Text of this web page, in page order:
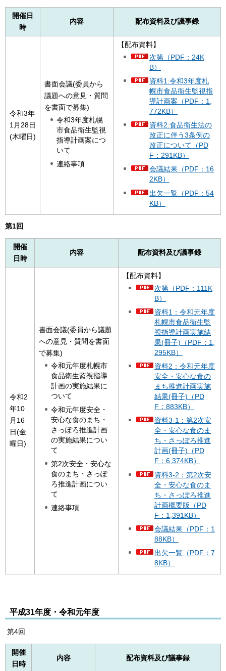
開催日
時
内容 配布資料及び議事録
令和3年
1月28日
(木曜日)
書面会議(委員から
議題への意見・質問
を書面で募集)
令和3年度札幌
市食品衛生監視
指導計画案につ
いて
連絡事項
【配布資料】
次第（PDF：24K
B）
資料1:令和3年度札
幌市食品衛生監視指
導計画案（PDF：1,
772KB）
資料2:食品衛生法の
改正に伴う3条例の
改正について（PD
F：291KB）
会議結果（PDF：16
2KB）
出欠一覧（PDF：54
KB）
第1回
開催
日時
内容 配布資料及び議事録
令和2
年10
月16
日(金
曜日)
書面会議(委員から議題
への意見・質問を書面
で募集)
令和元年度札幌市
食品衛生監視指導
計画の実施結果に
ついて
令和元年度安全・
安心な食のまち・
さっぽろ推進計画
の実施結果につい
て
第2次安全・安心な
食のまち・さっぽ
ろ推進計画につい
て
連絡事項
【配布資料】
次第（PDF：111K
B）
資料1：令和元年度
札幌市食品衛生監
視指導計画実施結
果(冊子)（PDF：1,
295KB）
資料2：令和元年度
安全・安心な食の
まち推進計画実施
結果(冊子)（PD
F：883KB）
資料3-1：第2次安
全・安心な食のま
ち・さっぽろ推進
計画(冊子)（PD
F：6,374KB）
資料3-2：第2次安
全・安心な食のま
ち・さっぽろ推進
計画概要版（PD
F：1,391KB）
会議結果（PDF：1
88KB）
出欠一覧（PDF：7
8KB）
平成31年度・令和元年度
第4回
開催
日時
内容 配布資料及び議事録